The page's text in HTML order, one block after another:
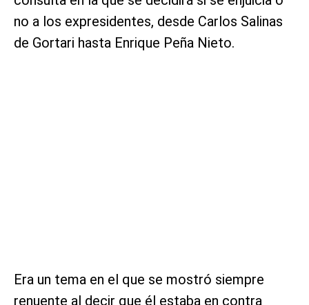
no a los expresidentes, desde Carlos Salinas
de Gortari hasta Enrique Peña Nieto.
Era un tema en el que se mostró siempre
renuente al decir que él estaba en contra